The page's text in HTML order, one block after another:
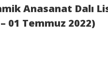
Anasanat Dalı
01 Temmuz 2022)